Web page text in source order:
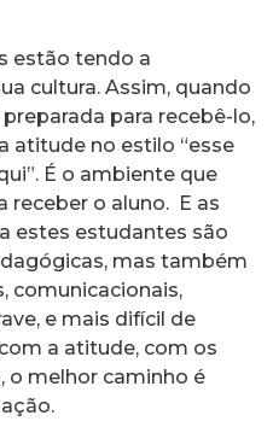
estão tendo a
cultura. Assim, quando
para recebê-lo,
atitude no estilo “esse
É o ambiente que
receber o aluno. E as
estes estudantes são
mas também
comunicacionais,
e mais difícil de
a atitude, com os
o melhor caminho é